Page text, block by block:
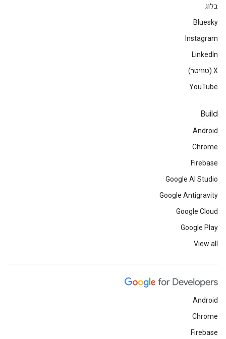
בלוג
Bluesky
Instagram
LinkedIn
‫X (טוויטר)
YouTube
Build
Android
Chrome
Firebase
Google AI Studio
Google Antigravity
Google Cloud
Google Play
View all
Android
Chrome
Firebase